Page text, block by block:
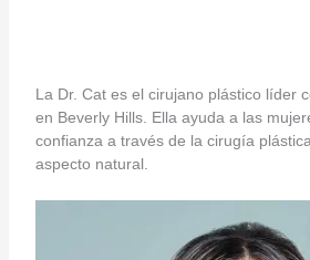
La Dr. Cat es el cirujano plástico líder
en Beverly Hills. Ella ayuda a las
confianza a través de la cirugía
aspecto natural.